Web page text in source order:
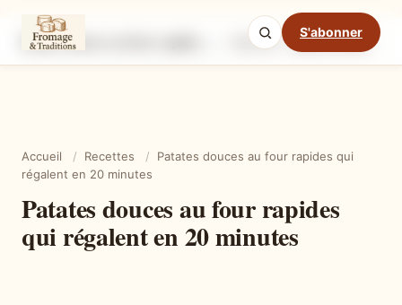
S'abonner
Ingrédients Étapes
Mode cuisine
Accueil / Recettes /
Patates douces au four rapides qui
régalent en 20 minutes
Patates douces au four rapides
qui régalent en 20 minutes